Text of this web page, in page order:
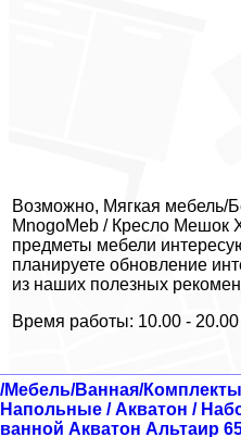
Возможно, Мягкая мебель/
MnogoMeb / Кресло Мешок
предметы мебели
планируете обновление
из наших полезных
Время работы: 10.00 - 20.00
/Мебель/Ванная/
Напольные / Акватон /
ванной Акватон Альтаир